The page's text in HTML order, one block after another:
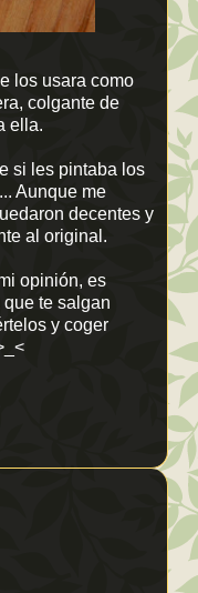
los usara como
colgante de
ella.
si les pintaba los
Aunque me
decentes y
al original.
opinión, es
te salgan
y coger